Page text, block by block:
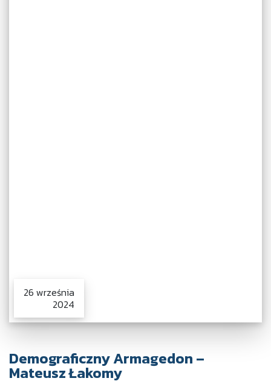
26 września
2024
Demograficzny Armagedon –
Mateusz Łakomy